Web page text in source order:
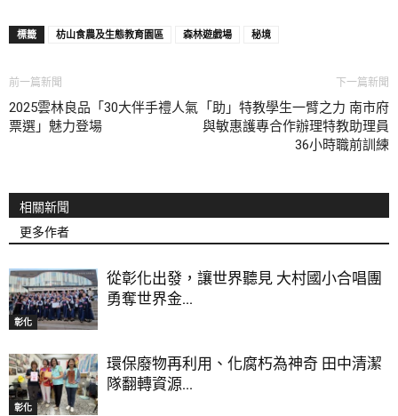
標籤 枋山食農及生態教育園區 森林遊戲場 秘境
前一篇新聞
2025雲林良品「30大伴手禮人氣
票選」魅力登場
下一篇新聞
「助」特教學生一臂之力 南市府
與敏惠護專合作辦理特教助理員
36小時職前訓練
相關新聞
更多作者
彰化
從彰化出發，讓世界聽見 大村國小合唱團
勇奪世界金...
彰化
環保廢物再利用、化腐朽為神奇 田中清潔
隊翻轉資源...